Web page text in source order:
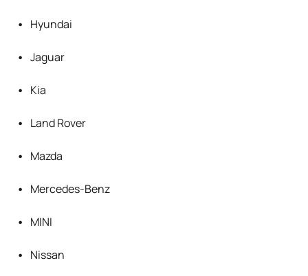
Hyundai
Jaguar
Kia
Land Rover
Mazda
Mercedes-Benz
MINI
Nissan